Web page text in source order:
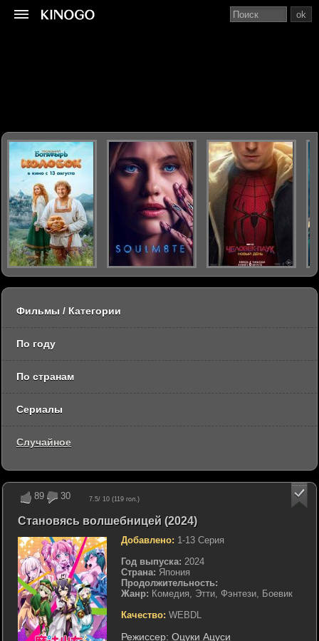
89 30 7.5/ 10 (119 гол.)
Становясь волшебницей (2024)
Добавлено: 1-13 Серия
Год выпуска: 2024
Страна: Япония
Продолжительность:
Жанр: Комедия, Этти, Фэнтези, Боевик
Качество: WEBDL
Режиссер: Оцуки Ацуси
ok
Фильмы / Категории
По году
По странам
Сериалы
Случайное